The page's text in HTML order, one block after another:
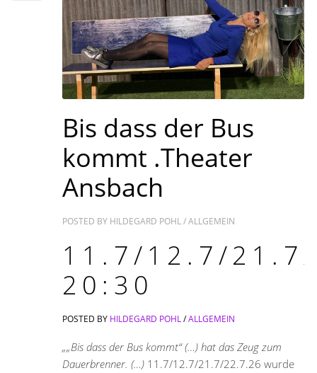
Bis dass der Bus
kommt .Theater
Ansbach
POSTED BY HILDEGARD POHL/ALLGEMEIN
11.7/12.7/
20:30
POSTED BY HILDEGARD POHL/ALLGEMEIN
„„Bis dass der Bus kommt“ (…) hat das Zeug zum
Dauerbrenner. (…) 11.7/12.7/21.7/22.7.26 wurde